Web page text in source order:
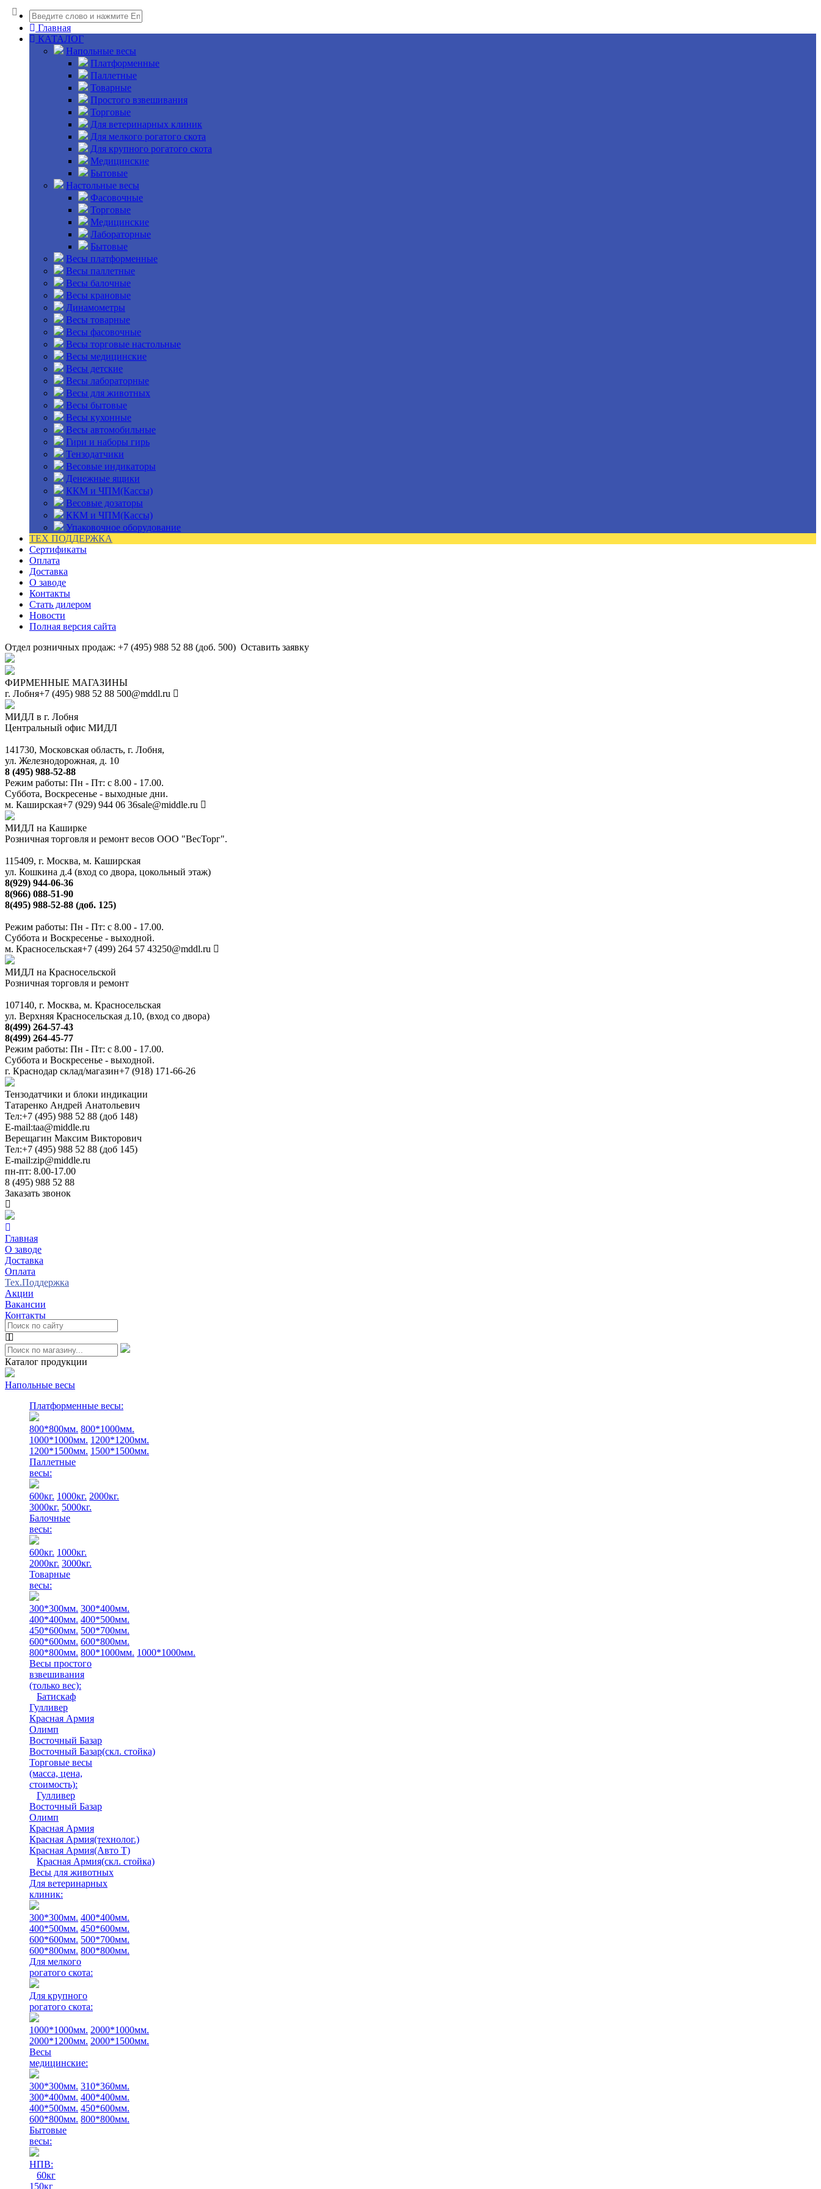
Главная
КАТАЛОГ
Напольные весы
Платформенные
Паллетные
Товарные
Простого взвешивания
Торговые
Для ветеринарных клиник
Для мелкого рогатого скота
Для крупного рогатого скота
Медицинские
Бытовые
Настольные весы
Фасовочные
Торговые
Медицинские
Лабораторные
Бытовые
Весы платформенные
Весы паллетные
Весы балочные
Весы крановые
Динамометры
Весы товарные
Весы фасовочные
Весы торговые настольные
Весы медицинские
Весы детские
Весы лабораторные
Весы для животных
Весы бытовые
Весы кухонные
Весы автомобильные
Гири и наборы гирь
Тензодатчики
Весовые индикаторы
Денежные ящики
ККМ и ЧПМ(Кассы)
Весовые дозаторы
ККМ и ЧПМ(Кассы)
Упаковочное оборудование
ТЕХ ПОДДЕРЖКА
Сертификаты
Оплата
Доставка
О заводе
Контакты
Стать дилером
Новости
Полная версия сайта
Отдел розничных продаж: +7 (495) 988 52 88 (доб. 500) Оставить заявку
ФИРМЕННЫЕ МАГАЗИНЫ
г. Лобня+7 (495) 988 52 88 500@mddl.ru
МИДЛ в г. Лобня
Центральный офис МИДЛ
141730, Московская область, г. Лобня,
ул. Железнодорожная, д. 10
8 (495) 988-52-88
Режим работы: Пн - Пт: с 8.00 - 17.00.
Суббота, Воскресенье - выходные дни.
м. Каширская+7 (929) 944 06 36sale@middle.ru
МИДЛ на Каширке
Розничная торговля и ремонт весов ООО "ВесТорг".
115409, г. Москва, м. Каширская
ул. Кошкина д.4 (вход со двора, цокольный этаж)
8(929) 944-06-36
8(966) 088-51-90
8(495) 988-52-88 (доб. 125)
Режим работы: Пн - Пт: с 8.00 - 17.00.
Суббота и Воскресенье - выходной.
м. Красносельская+7 (499) 264 57 43250@mddl.ru
МИДЛ на Красносельской
Розничная торговля и ремонт
107140, г. Москва, м. Красносельская
ул. Верхняя Красносельская д.10, (вход со двора)
8(499) 264-57-43
8(499) 264-45-77
Режим работы: Пн - Пт: с 8.00 - 17.00.
Суббота и Воскресенье - выходной.
г. Краснодар склад/магазин+7 (918) 171-66-26
Тензодатчики и блоки индикации
Татаренко Андрей Анатольевич
Тел:+7 (495) 988 52 88 (доб 148)
E-mail:taa@middle.ru
Верещагин Максим Викторович
Тел:+7 (495) 988 52 88 (доб 145)
E-mail:zip@middle.ru
пн-пт: 8.00-17.00
8 (495) 988 52 88
Заказать звонок
Главная
О заводе
Доставка
Оплата
Тех.Поддержка
Акции
Вакансии
Контакты
Каталог продукции
Напольные весы
Платформенные весы:
800*800мм. 800*1000мм.
1000*1000мм. 1200*1200мм.
1200*1500мм. 1500*1500мм.
Паллетные
весы:
600кг. 1000кг. 2000кг.
3000кг. 5000кг.
Балочные
весы:
600кг. 1000кг.
2000кг. 3000кг.
Товарные
весы:
300*300мм. 300*400мм.
400*400мм. 400*500мм.
450*600мм. 500*700мм.
600*600мм. 600*800мм.
800*800мм. 800*1000мм. 1000*1000мм.
Весы простого
взвешивания
(только вес):
Батискаф
Гулливер
Красная Армия
Олимп
Восточный Базар
Восточный Базар(скл. стойка)
Торговые весы
(масса, цена,
стоимость):
Гулливер
Восточный Базар
Олимп
Красная Армия
Красная Армия(технолог.)
Красная Армия(Авто Т)
Красная Армия(скл. стойка)
Весы для животных
Для ветеринарных
клиник:
300*300мм. 400*400мм.
400*500мм. 450*600мм.
600*600мм. 500*700мм.
600*800мм. 800*800мм.
Для мелкого
рогатого скота:
Для крупного
рогатого скота:
1000*1000мм. 2000*1000мм.
2000*1200мм. 2000*1500мм.
Весы
медицинские:
300*300мм. 310*360мм.
300*400мм. 400*400мм.
400*500мм. 450*600мм.
600*800мм. 800*800мм.
Бытовые
весы:
НПВ:
60кг
150кг